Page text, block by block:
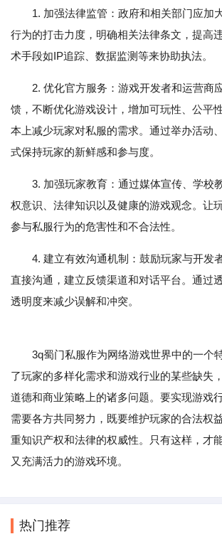
1. 加强法律监管：政府和相关部门应加
行为的打击力度，明确相关法律条文，提高
术手段如IP追踪、数据监测等来协助执法。
2. 优化官方服务：游戏开发者和运营商
馈，不断优化游戏设计，增加可玩性、公平
本上减少玩家对私服的需求。通过举办活动
式保持玩家的新鲜感和参与度。
3. 加强玩家教育：通过媒体宣传、学校
权意识、法律知识以及健康的游戏观念。让
参与私服行为的危害性和不合法性。
4. 建立有效沟通机制：鼓励玩家与开发
直接沟通，建立反馈渠道和对话平台。通过
透明度来减少误解和冲突。
3q蜀门私服作为网络游戏世界中的一个
了玩家的多样化需求和游戏行业的某些缺失
道德和商业策略上的诸多问题。要实现游戏
需要各方共同努力，既要维护玩家的合法权
重知识产权和法律的权威性。只有这样，才
又充满活力的游戏环境。
热门推荐